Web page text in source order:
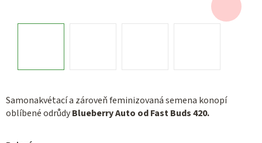
Samonakvétací a zároveň feminizovaná semena konopí
oblíbené odrůdyBlueberry Auto od Fast Buds 420.